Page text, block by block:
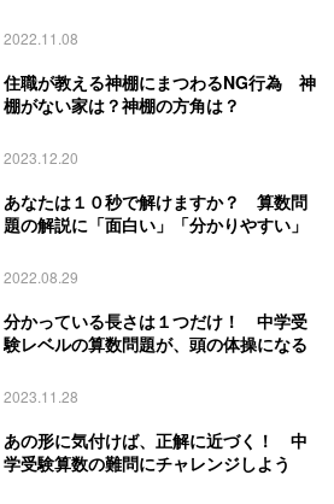
2022.11.08
住職が教える神棚にまつわるNG行為 神
棚がない家は？神棚の方角は？
2023.12.20
あなたは１０秒で解けますか？ 算数問
題の解説に「面白い」「分かりやすい」
2022.08.29
分かっている長さは１つだけ！ 中学受
験レベルの算数問題が、頭の体操になる
2023.11.28
あの形に気付けば、正解に近づく！ 中
学受験算数の難問にチャレンジしよう